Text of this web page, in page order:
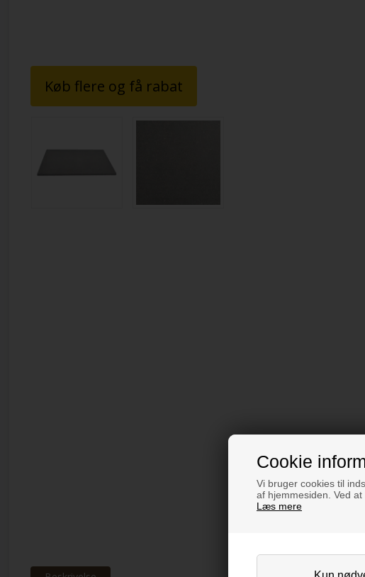
Cookie
Vi bruger cookies til
af hjemmesiden. Ved
Læs mere
Køb flere og få rabat